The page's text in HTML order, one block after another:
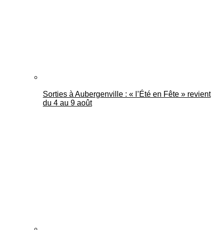
Sorties à Aubergenville : « l’Été en Fête » revient
du 4 au 9 août